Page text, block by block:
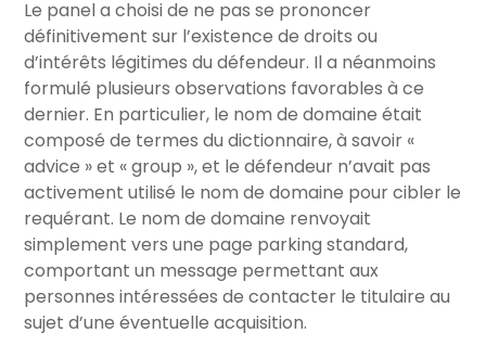
Le panel a choisi de ne pas se prononcer
définitivement sur l’existence de droits ou
d’intérêts légitimes du défendeur. Il a néanmoins
formulé plusieurs observations favorables à ce
dernier. En particulier, le nom de domaine était
composé de termes du dictionnaire, à savoir «
advice » et « group », et le défendeur n’avait pas
activement utilisé le nom de domaine pour cibler le
requérant. Le nom de domaine renvoyait
simplement vers une page parking standard,
comportant un message permettant aux
personnes intéressées de contacter le titulaire au
sujet d’une éventuelle acquisition.